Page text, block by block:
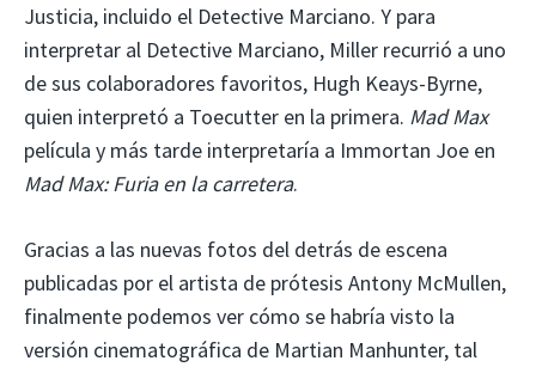
Justicia, incluido el Detective Marciano. Y para
interpretar al Detective Marciano, Miller recurrió a uno
de sus colaboradores favoritos, Hugh Keays-Byrne,
quien interpretó a Toecutter en la primera. Mad Max
película y más tarde interpretaría a Immortan Joe en
Mad Max: Furia en la carretera.
Gracias a las nuevas fotos del detrás de escena
publicadas por el artista de prótesis Antony McMullen,
finalmente podemos ver cómo se habría visto la
versión cinematográfica de Martian Manhunter, tal